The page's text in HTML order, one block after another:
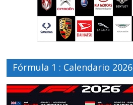
Fórmula 1 : Calendario 2026